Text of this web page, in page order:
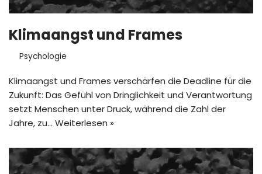
Klimaangst und Frames
Psychologie
Klimaangst und Frames verschärfen die Deadline für die
Zukunft: Das Gefühl von Dringlichkeit und Verantwortung
setzt Menschen unter Druck, während die Zahl der
Jahre, zu… Weiterlesen »